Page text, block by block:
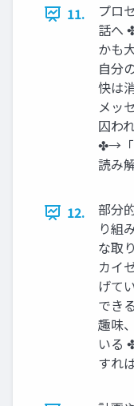
11.
プロ
話へ
かも
自分
快は
メッ
囚わ
✤→「
読み
12.
部分
り組
な取
カイ
げて
でき
趣味
いる
すれ